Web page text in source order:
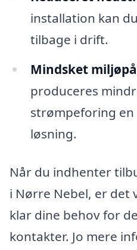
installation kan
tilbage i drift.
Mindsket
produceres
strømpeforing
løsning.
Når du indhenter
i Nørre Nebel, er det
klar dine behov for
kontakter. Jo mere